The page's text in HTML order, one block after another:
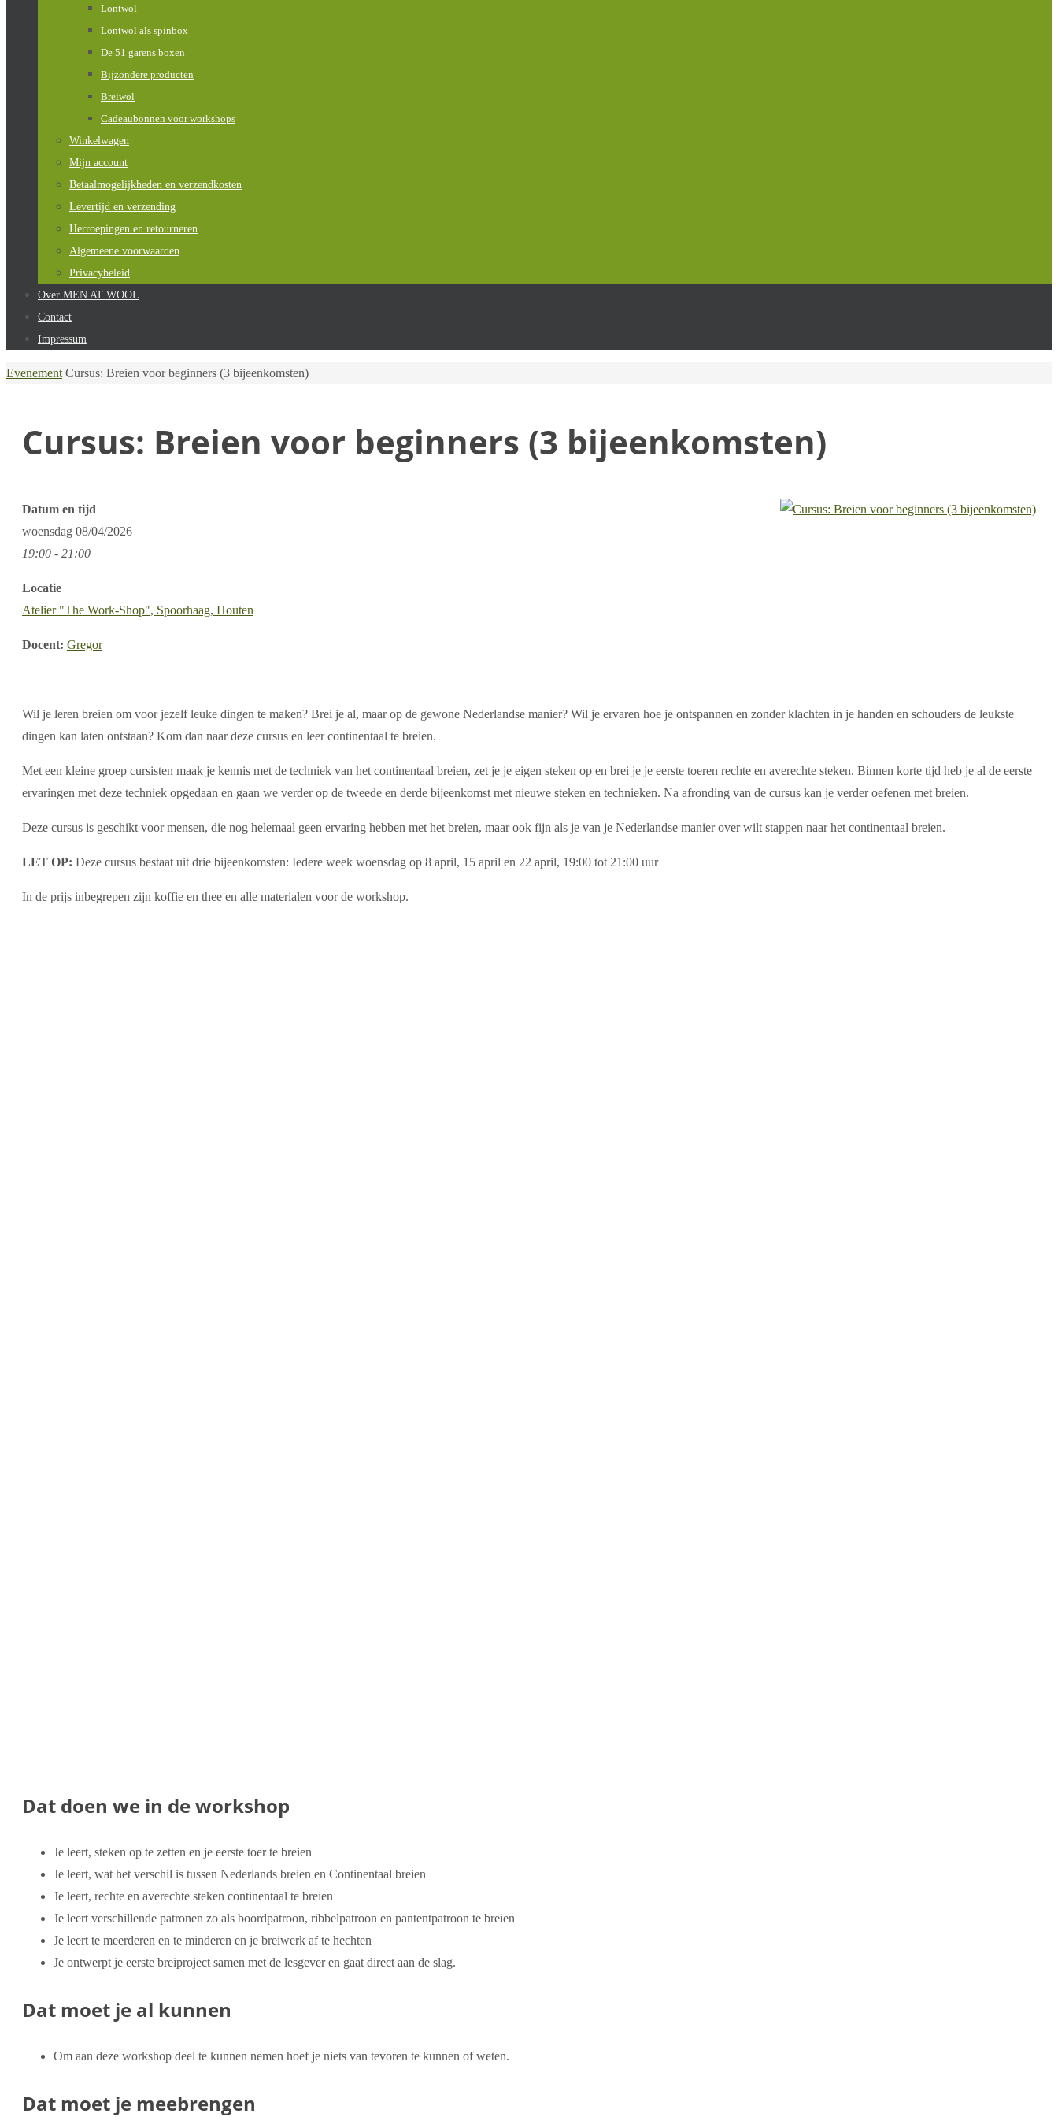
Lontwol
Lontwol als spinbox
De 51 garens boxen
Bijzondere producten
Breiwol
Cadeaubonnen voor workshops
Winkelwagen
Mijn account
Betaalmogelijkheden en verzendkosten
Levertijd en verzending
Herroepingen en retourneren
Algemeene voorwaarden
Privacybeleid
Over MEN AT WOOL
Contact
Impressum
Home
Evenement Cursus: Breien voor beginners (3 bijeenkomsten)
Cursus: Breien voor beginners (3 bijeenkomsten)
Datum en tijd
woensdag 08/04/2026
19:00 - 21:00
Locatie
Atelier "The Work-Shop", Spoorhaag, Houten
Docent: Gregor
Wil je leren breien om voor jezelf leuke dingen te maken? Brei je al, maar op de gewone Nederlandse manier? Wil je ervaren hoe je ontspannen en zonder klachten in je handen en schouders de leukste
dingen kan laten ontstaan? Kom dan naar deze cursus en leer continentaal te breien.
Met een kleine groep cursisten maak je kennis met de techniek van het continentaal breien, zet je je eigen steken op en brei je je eerste toeren rechte en averechte steken. Binnen korte tijd heb je al de eerste
ervaringen met deze techniek opgedaan en gaan we verder op de tweede en derde bijeenkomst met nieuwe steken en technieken. Na afronding van de cursus kan je verder oefenen met breien.
Deze cursus is geschikt voor mensen, die nog helemaal geen ervaring hebben met het breien, maar ook fijn als je van je Nederlandse manier over wilt stappen naar het continentaal breien.
LET OP: Deze cursus bestaat uit drie bijeenkomsten: Iedere week woensdag op 8 april, 15 april en 22 april, 19:00 tot 21:00 uur
In de prijs inbegrepen zijn koffie en thee en alle materialen voor de workshop.
Dat doen we in de workshop
Je leert, steken op te zetten en je eerste toer te breien
Je leert, wat het verschil is tussen Nederlands breien en Continentaal breien
Je leert, rechte en averechte steken continentaal te breien
Je leert verschillende patronen zo als boordpatroon, ribbelpatroon en pantentpatroon te breien
Je leert te meerderen en te minderen en je breiwerk af te hechten
Je ontwerpt je eerste breiproject samen met de lesgever en gaat direct aan de slag.
Dat moet je al kunnen
Om aan deze workshop deel te kunnen nemen hoef je niets van tevoren te kunnen of weten.
Dat moet je meebrengen